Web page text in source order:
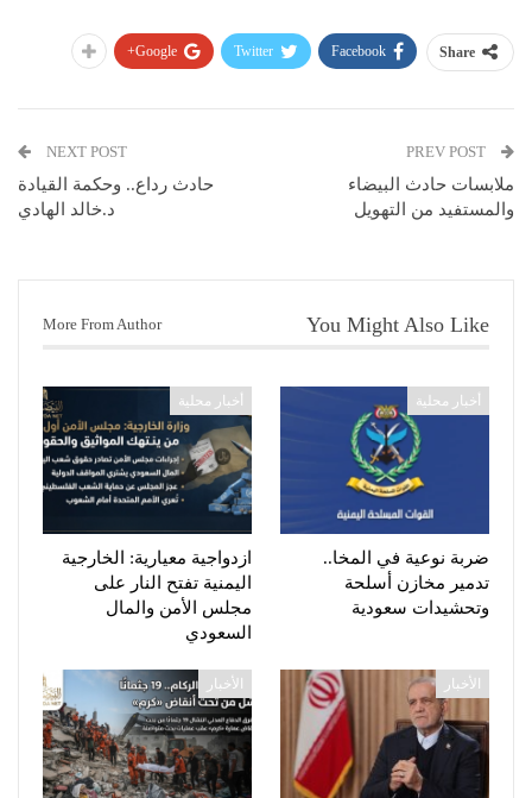
Share
Facebook
Twitter
Google+
ملابسات حادث البيضاء
والمستفيد من التهويل
NEXT POST
حادث رداع.. وحكمة القيادة
د.خالد الهادي
You Might Also Like
More From Author
أخبار محلية
ضربة نوعية في المخا..
تدمير مخازن أسلحة
وتحشيدات سعودية
أخبار محلية
ازدواجية معيارية: الخارجية
اليمنية تفتح النار على
مجلس الأمن والمال
السعودي
الأخبار الأخبار